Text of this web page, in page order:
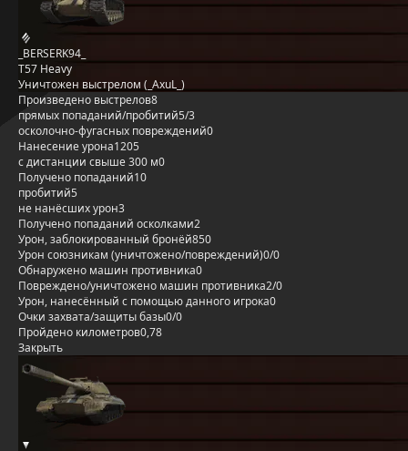
_BERSERK94_
T57 Heavy
Уничтожен выстрелом (_AxuL_)
Произведено выстрелов8
прямых попаданий/пробитий5/3
осколочно-фугасных повреждений0
Нанесение урона1205
с дистанции свыше 300 м0
Получено попаданий10
пробитий5
не нанёсших урон3
Получено попаданий осколками2
Урон, заблокированный бронёй850
Урон союзникам (уничтожено/повреждений)0/0
Обнаружено машин противника0
Повреждено/уничтожено машин противника2/0
Урон, нанесённый с помощью данного игрока0
Очки захвата/защиты базы0/0
Пройдено километров0,78
Закрыть